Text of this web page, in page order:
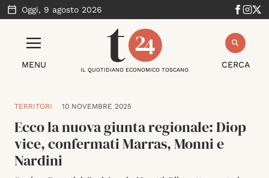
Oggi, 9 agosto 2026
MENU CERCA
IL QUOTIDIANO ECONOMICO TOSCANO
TERRITORI 10 NOVEMBRE 2025
Ecco la nuova giunta regionale: Diop
vice, confermati Marras, Monni e
Nardini